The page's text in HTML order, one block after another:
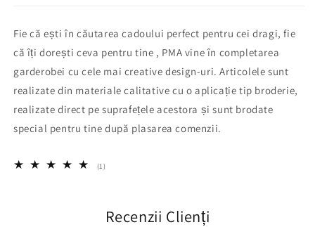
Fie că ești în căutarea cadoului perfect pentru cei dragi, fie
că îți dorești ceva pentru tine , PMA vine în completarea
garderobei cu cele mai creative design-uri. Articolele sunt
realizate din materiale calitative cu o aplicație tip broderie,
realizate direct pe suprafețeleacestora și sunt brodate
special pentru tine după plasarea comenzii.
(1)
Recenzii Clienți